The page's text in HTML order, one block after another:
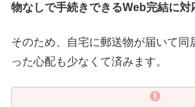
物なしで手続きできるWeb完結に対
そのため、自宅に郵送物が届いて同
った心配も少なくて済みます。